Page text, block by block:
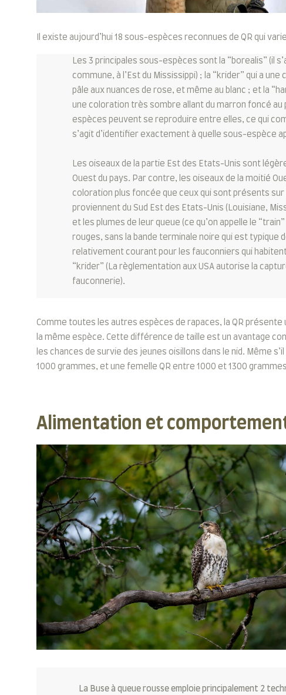
Il existe aujourd’hui 18 sous-espèces reconnues de QR qui
Les 3 principales sous-espèces sont la “borealis” (il
commune, à l’Est du Mississippi) ; la “krider” qui a
pâle aux nuances de rose, et même au blanc ; et la
une coloration très sombre allant du marron foncé
espèces peuvent se reproduire entre elles, ce qui
s’agit d’identifier exactement à quelle sous-espèce
Les oiseaux de la partie Est des Etats-Unis sont
Ouest du pays. Par contre, les oiseaux de la moitié
coloration plus foncée que ceux qui sont présents sur
proviennent du Sud Est des Etats-Unis (Louisiane,
et les plumes de leur queue (ce qu’on appelle le
rouges, sans la bande terminale noire qui est typique
relativement courant pour les fauconniers qui
“krider” (La règlementation aux USA autorise la
fauconnerie).
Comme toutes les autres espèces de rapaces, la QR
la même espèce. Cette différence de taille est un avantage
les chances de survie des jeunes oisillons dans le nid. Même
1000 grammes, et une femelle QR entre 1000 et 1300
Alimentation et
La Buse à queue rousse emploie principalement 2